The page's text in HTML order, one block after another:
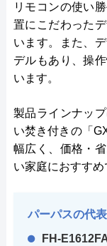
リモコンの使い
置にこだわった
います。また、
デルもあり、操
います。
製品ラインナッ
い焚き付きの「
幅広く、価格・
い家庭におすすめ
パーパスの代
FH-